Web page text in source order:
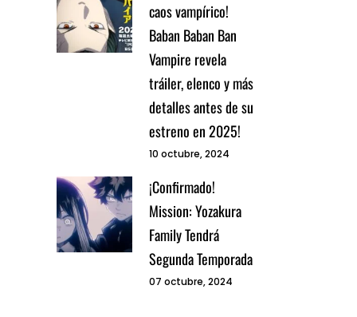
caos vampírico!
Baban Baban Ban
Vampire revela
tráiler, elenco y más
detalles antes de su
estreno en 2025!
10 octubre, 2024
¡Confirmado!
Mission: Yozakura
Family Tendrá
Segunda Temporada
07 octubre, 2024